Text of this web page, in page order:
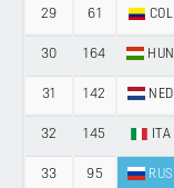
29 61 COL
30 164 HUN
31 142 NED
32 145 ITA
33 95 RUS